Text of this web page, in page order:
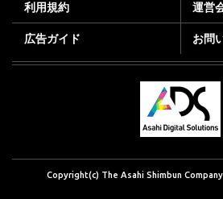
利用規約 運営
広告ガイド お問
Copyright(c) The Asahi Shimbun